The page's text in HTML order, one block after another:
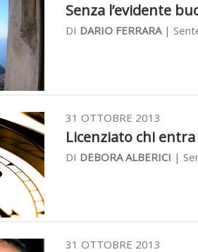
Senza l’evidente
DI DARIO FERRARA|
31 OTTOBRE 2013
Licenziato chi
DI DEBORA ALBERICI |
31 OTTOBRE 2013